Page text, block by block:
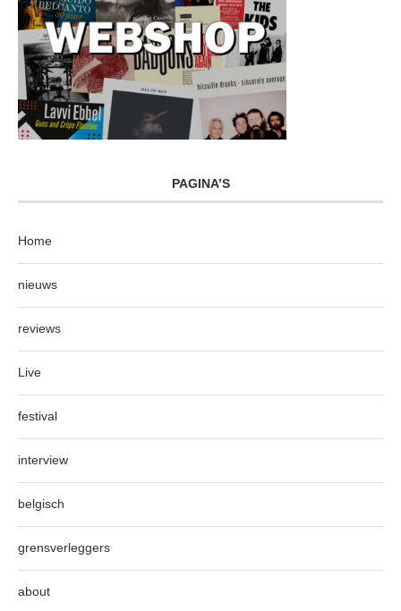
PAGINA’S
Home
nieuws
reviews
Live
festival
interview
belgisch
grensverleggers
about